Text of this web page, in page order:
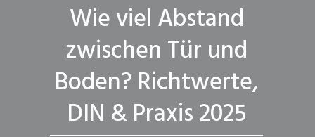
Wie viel Abstand
zwischen Tür und
Boden? Richtwerte,
DIN & Praxis 2025